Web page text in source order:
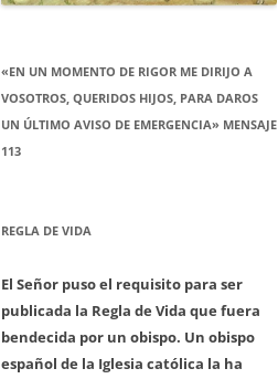
«EN UN MOMENTO DE RIGOR ME DIRIJO A
VOSOTROS, QUERIDOS HIJOS, PARA DAROS
UN ÚLTIMO AVISO DE EMERGENCIA» MENSAJE
113
REGLA DE VIDA
El Señor puso el requisito para ser
publicada la Regla de Vida que fuera
bendecida por un obispo. Un obispo
español de la Iglesia católica la ha